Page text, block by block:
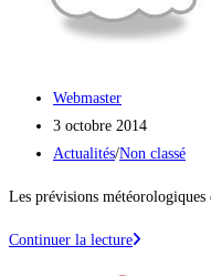
Auteur/autrice
de
la
Webmaster
Publication
publiée :
3 octobre 2014
Post
Actualités/Non classé
Les prévisions
Continuer la lecturePrévisions